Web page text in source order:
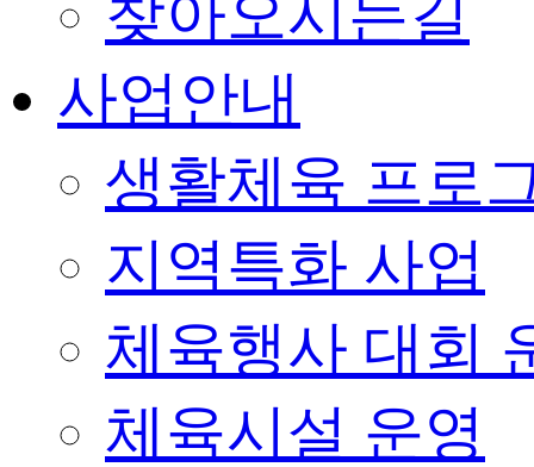
찾아오시는길
사업안내
생활체육 프로
지역특화 사업
체육행사 대회
체육시설 운영